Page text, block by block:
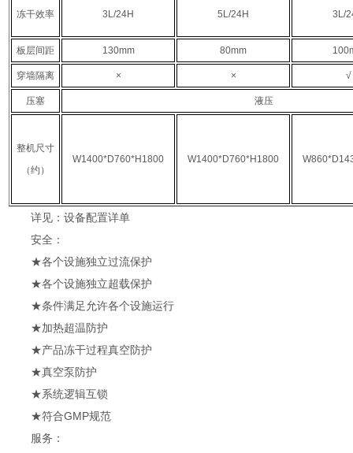
冻干效率 3L/24H 5L/24H 3L/
板层间距 130mm 80mm
穿墙隔离 × × √
压塞 液压
整机尺寸
（约）
W1400*D760*H1800 W1400*D760*H1800
详见：设备配置详单
安全：
★各个设施独立过流保护
★各个设施独立超载保护
★条件满足允许各个设施运行
★加热超温防护
★产品冻干过程真空防护
★真空泵防护
★系统逻辑互锁
★符合GMP规范
服务：